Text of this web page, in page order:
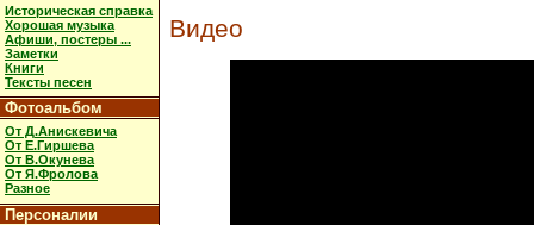
Историческая справка
Хорошая музыка
Афиши, постеры ...
Заметки
Книги
Тексты песен
Фотоальбом
От Д.Анискевича
От Е.Гиршева
От В.Окунева
От Я.Фролова
Разное
Персоналии
Видео